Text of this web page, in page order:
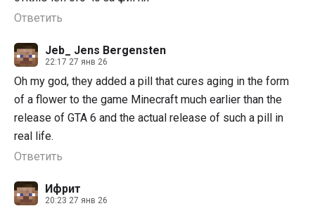
Ответить
Jeb_ Jens Bergensten
22:17 27 янв 26
Oh my god, they added a pill that cures aging in the form
of a flower to the game Minecraft much earlier than the
release of GTA 6 and the actual release of such a pill in
real life.
Ответить
Ифрит
20:23 27 янв 26